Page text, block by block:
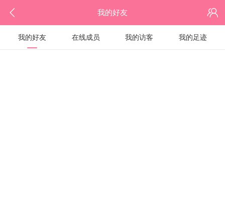
我的好友
我的好友 在线成员 我的访客 我的足迹